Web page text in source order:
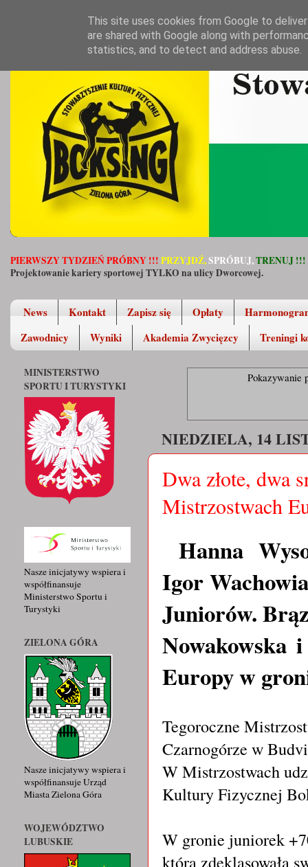
PIERWSZY TYDZIEŃ PRÓBNY !!! PRZYJDŹ,SPRÓBUJ,TRENUJ !!!
Projektowanie kariery sportowej TYLKO na ulicy Dworcowej.
News Kontakt Zapisz się Opłaty
Zawodnicy
Wyniki Akademia Zwycięzcy Treningi
Pokazywanie
NIEDZIELA, 14
Dwa złote, dwa
Mistrzostwach
Hanna
Igor
Juniorów.
Nowakowska
Europy w
Tegoroczne
Czarnogórze w
W Mistrzostwach
Kultury Fizycznej
W gronie juniorek
która zdeklasowała
MINISTERSTWO
SPORTU I TURYSTYKI
Nasze inicjatywy wspiera i
współfinansuje
Ministerstwo Sportu i
Turystyki
ZIELONA GÓRA
Nasze inicjatywy wspiera i
współfinansuje Urząd
Miasta Zielona Góra
WOJEWÓDZTWO
LUBUSKIE
This site uses cookies from Google to
are shared with Google along with
statistics, and to detect and address abuse.